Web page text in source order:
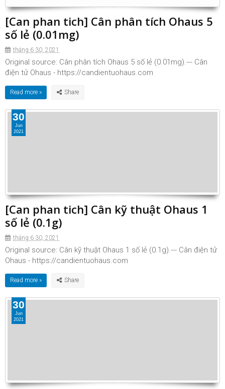
[Can phan tich] Cân phân tích Ohaus 5
số lẻ (0.01mg)
tháng 6 30, 2021
Original source: Cân phân tích Ohaus 5 số lẻ (0.01mg).--- Cân
điện tử Ohaus - https://candientuohaus.com
Read more »
[Can phan tich] Cân kỹ thuật Ohaus 1
số lẻ (0.1g)
tháng 6 30, 2021
Original source: Cân kỹ thuật Ohaus 1 số lẻ (0.1g).--- Cân điện tử
Ohaus - https://candientuohaus.com
Read more »
30
Jun
2021
30
Jun
2021